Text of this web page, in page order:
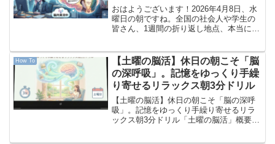
況」のすすめ
おはようございます！2026年4月8日、水
曜日の朝ですね。全国の社会人や学生の
皆さん、1週間の折り返し地点、本当にお
は体が鉛のように重い…」「朝から小さ
なミスをしてしま...
How To
【土曜の脳活】休日の朝こそ「脳
の深呼吸」。記憶をゆっくり手繰
り寄せるリラックス朝3分ドリル
【土曜の脳活】休日の朝こそ「脳の深呼
吸」。記憶をゆっくり手繰り寄せるリラ
ックス朝3分ドリル「土曜の脳活」概要お